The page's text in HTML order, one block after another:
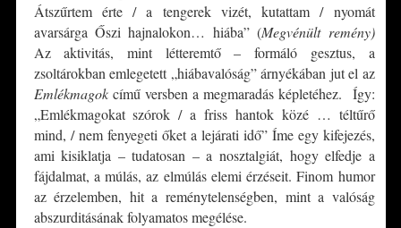
Átszűrtem érte / a tengerek vizét, kutattam / nyomát
avarsárga Őszi hajnalokon… hiába” (Megvénült remény)
Az aktivitás, mint létteremtő – formáló gesztus, a
zsoltárokban emlegetett „hiábavalóság” árnyékában jut el az
Emlékmagokcímű versben a megmaradás képletéhez. Így:
„Emlékmagokat szórok / a friss hantok közé … téltűrő
mind, / nem fenyegeti őket a lejárati idő” Íme egy kifejezés,
ami kisiklatja – tudatosan – a nosztalgiát, hogy elfedje a
fájdalmat, a múlás, az elmúlás elemi érzéseit. Finom humor
az érzelemben, hit a reménytelenségben, mint a valóság
abszurditásának folyamatos megélése.